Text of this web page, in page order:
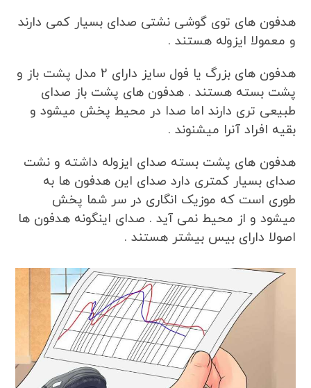
هدفون های توی گوشی نشتی صدای بسیار کمی دارند
و معمولا ایزوله هستند .
هدفون های بزرگ یا فول سایز دارای 2 مدل پشت باز و
پشت بسته هستند . هدفون های پشت باز صدای
طبیعی تری دارند اما صدا در محیط پخش میشود و
بقیه افراد آنرا میشنوند .
هدفون های پشت بسته صدای ایزوله داشته و نشت
صدای بسیار کمتری دارد صدای این هدفون ها به
طوری است که موزیک انگاری در سر شما پخش
میشود و از محیط نمی آید . صدای اینگونه هدفون ها
اصولا دارای بیس بیشتر هستند .